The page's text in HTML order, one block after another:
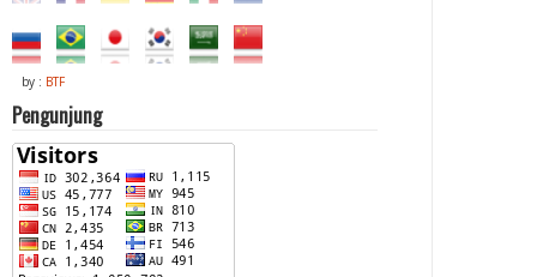
by : BTF
Pengunjung